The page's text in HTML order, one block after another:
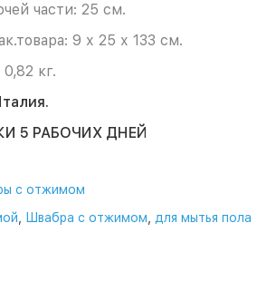
части: 25 см.
9 х 25 х 133 см.
кг.
5 РАБОЧИХ ДНЕЙ
с отжимом
Швабра с отжимом для мытья пола